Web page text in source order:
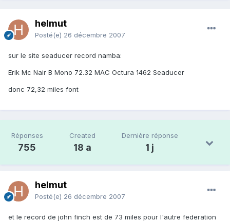
helmut
Posté(e) 26 décembre 2007
sur le site seaducer record namba:
Erik Mc Nair B Mono 72.32 MAC Octura 1462 Seaducer
donc 72,32 miles font
Réponses
755
Created
18 a
Dernière réponse
1 j
helmut
Posté(e) 26 décembre 2007
et le record de john finch est de 73 miles pour l'autre federation